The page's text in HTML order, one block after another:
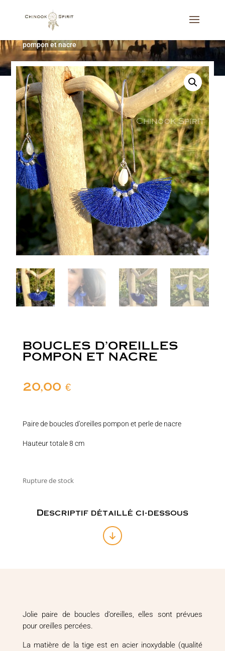
Bijoux
pompon et nacre
BOUCLES D’OREILLES
POMPON ET NACRE
20,00 €
Paire de boucles d’oreilles pompon et perle de nacre
Hauteur totale 8 cm
Rupture de stock
Descriptif détaillé ci-dessous
Jolie paire de boucles d’oreilles, elles sont prévues
pour oreilles percées.
La matière de la tige est en acier inoxydable (qualité